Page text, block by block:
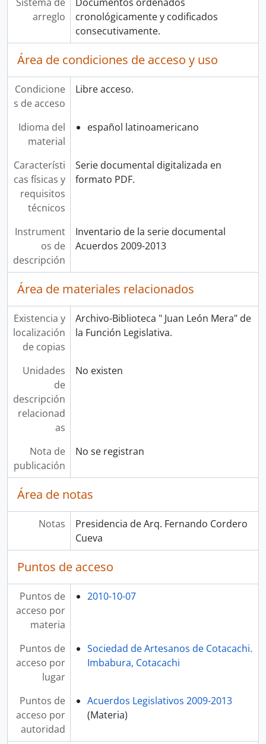
arreglo
cronológicamente y codificados
consecutivamente.
Área de condiciones de acceso y uso
Condicione
s de acceso
Libre acceso.
Idioma del
material
español latinoamericano
Característi
cas físicas y
requisitos
técnicos
Serie documental digitalizada en
formato PDF.
Instrument
os de
descripción
Inventario de la serie documental
Acuerdos 2009-2013
Área de materiales relacionados
Existencia y
localización
de copias
Archivo-Biblioteca " Juan León Mera" de
la Función Legislativa.
Unidades
de
descripción
relacionad
as
No existen
Nota de
publicación
No se registran
Área de notas
Notas
Presidencia de Arq. Fernando Cordero
Cueva
Puntos de acceso
Puntos de
acceso por
materia
2010-10-07
Puntos de
acceso por
lugar
Sociedad de Artesanos de Cotacachi.
Imbabura, Cotacachi
Puntos de
acceso por
autoridad
Acuerdos Legislativos 2009-2013
(Materia)